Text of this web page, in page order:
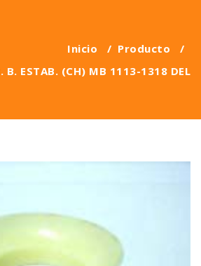
Inicio / Producto /
B. ESTAB. (CH) MB 1113-1318 DEL